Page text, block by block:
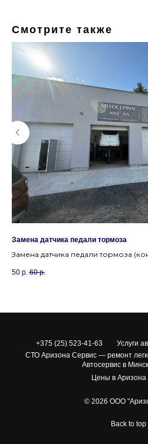
Смотрите также
Замена датчика педали тормоза
Замена датчика педали тормоза
50 р. 60 р.
+375 (25) 523-41-63 Услуги
СТО Аризона Сервис — ремонт
Автосервис в
Цены в Аризона
© 2026 ООО
Back to top